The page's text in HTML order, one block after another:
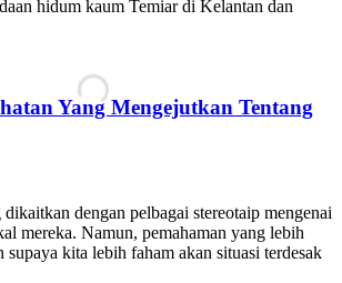
hidum kaum Temiar di Kelantan dan
Yang Mengejutkan Tentang
dengan pelbagai stereotaip mengenai
mereka. Namun, pemahaman yang lebih
supaya kita lebih faham akan situasi terdesak